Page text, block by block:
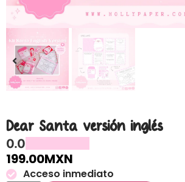
Dear Santa versión inglés
0.0
199.00MXN
Acceso inmediato